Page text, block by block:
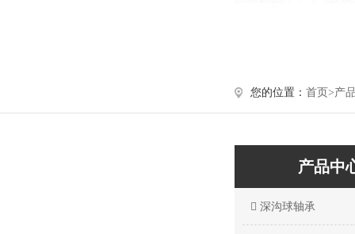
您的位置： 首页>产
产品中
深沟球轴承